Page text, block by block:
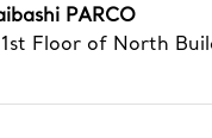
PARCO
1st Floor of North